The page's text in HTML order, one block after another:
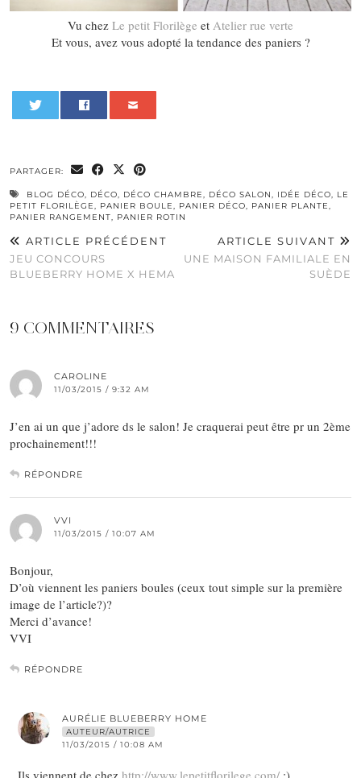
Vu chez Le petit Florilège et Atelier rue verte
Et vous, avez vous adopté la tendance des paniers ?
PARTAGER:
BLOG DÉCO, DÉCO, DÉCO CHAMBRE, DÉCO SALON, IDÉE DÉCO, LE
PETIT FLORILÈGE, PANIER BOULE, PANIER DÉCO, PANIER PLANTE,
PANIER RANGEMENT, PANIER ROTIN
ARTICLE PRÉCÉDENT
JEU CONCOURS
BLUEBERRY HOME X HEMA
ARTICLE SUIVANT
UNE MAISON FAMILIALE EN
SUÈDE
9 COMMENTAIRES
CAROLINE
11/03/2015 / 9:32 AM
J’en ai un que j’adore ds le salon! Je craquerai peut être pr un 2ème
prochainement!!!
RÉPONDRE
VVI
11/03/2015 / 10:07 AM
Bonjour,
D’où viennent les paniers boules (ceux tout simple sur la première
image de l’article?)?
Merci d’avance!
VVI
RÉPONDRE
AURÉLIE BLUEBERRY HOME
AUTEUR/AUTRICE
11/03/2015 / 10:08 AM